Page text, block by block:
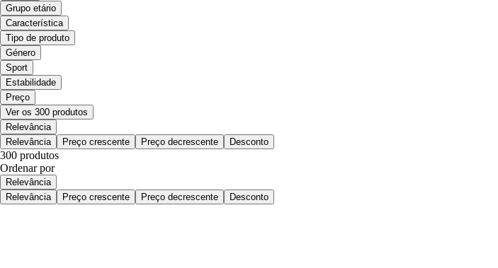
Grupo etário
Característica
Tipo de produto
Género
Sport
Estabilidade
Preço
Ver os 300 produtos
Relevância
Relevância
Preço crescente Preço decrescente Desconto
300 produtos
Ordenar por
Relevância
Relevância
Preço crescente Preço decrescente Desconto